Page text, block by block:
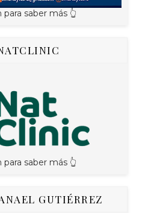
saber más 👆
saber más 👆
GUTIÉRREZ